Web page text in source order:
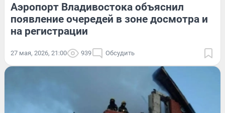
Аэропорт Владивостока объяснил
появление очередей в зоне досмотра и
на регистрации
27 мая, 2026, 21:00 939 Обсудить